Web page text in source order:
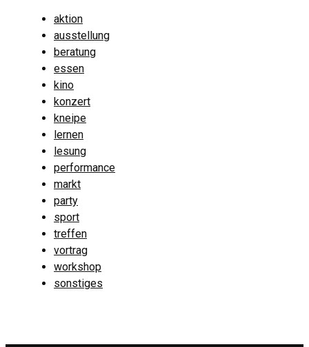
aktion
ausstellung
beratung
essen
kino
konzert
kneipe
lernen
lesung
performance
markt
party
sport
treffen
vortrag
workshop
sonstiges